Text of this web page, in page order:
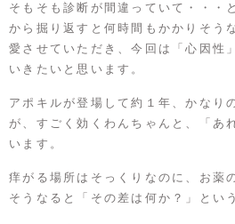
そもそも診断が間違っていて・・・
から掘り返すと何時間もかかりそう
愛させていただき、今回は「心因性
いきたいと思います。
アポキルが登場して約１年、かなり
が、すごく効くわんちゃんと、「あ
います。
痒がる場所はそっくりなのに、お薬
そうなると「その差は何か？」とい